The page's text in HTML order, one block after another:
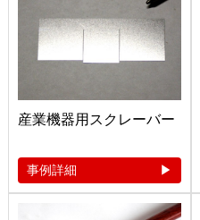
産業機器用スクレーバー
事例詳細